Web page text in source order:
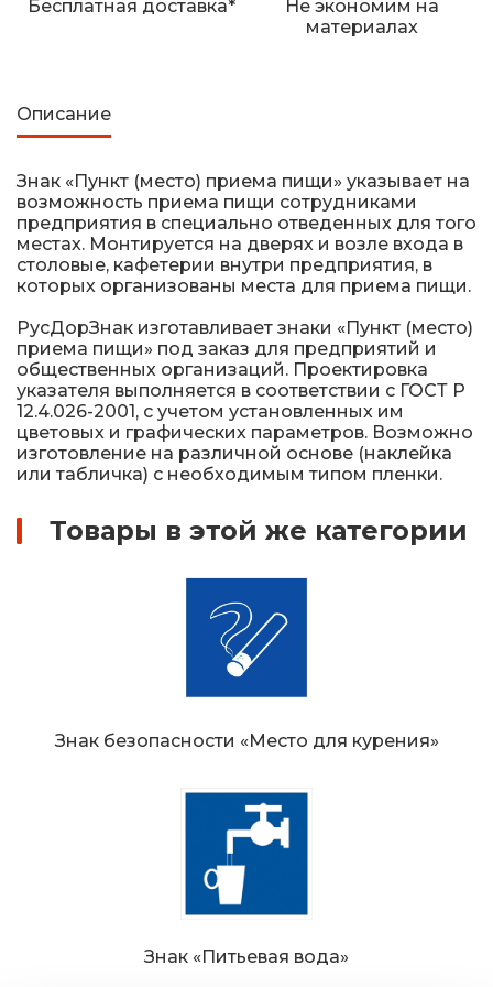
Железнодорожные путевые знаки
Бесплатная доставка*
Не экономим на
материалах
Описание
Знак «Пункт (место) приема пищи» указывает на
возможность приема пищи сотрудниками
предприятия в специально отведенных для того
местах. Монтируется на дверях и возле входа в
столовые, кафетерии внутри предприятия, в
которых организованы места для приема пищи.
РусДорЗнак изготавливает знаки «Пункт (место)
приема пищи» под заказ для предприятий и
общественных организаций. Проектировка
указателя выполняется в соответствии с ГОСТ Р
12.4.026-2001, с учетом установленных им
цветовых и графических параметров. Возможно
изготовление на различной основе (наклейка
или табличка) с необходимым типом пленки.
Товары в этой же категории
Знак безопасности «Место для курения»
Знак «Питьевая вода»